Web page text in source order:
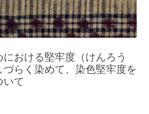
おける堅牢度（けんろう
づらく染めて、染色堅牢度を
いて